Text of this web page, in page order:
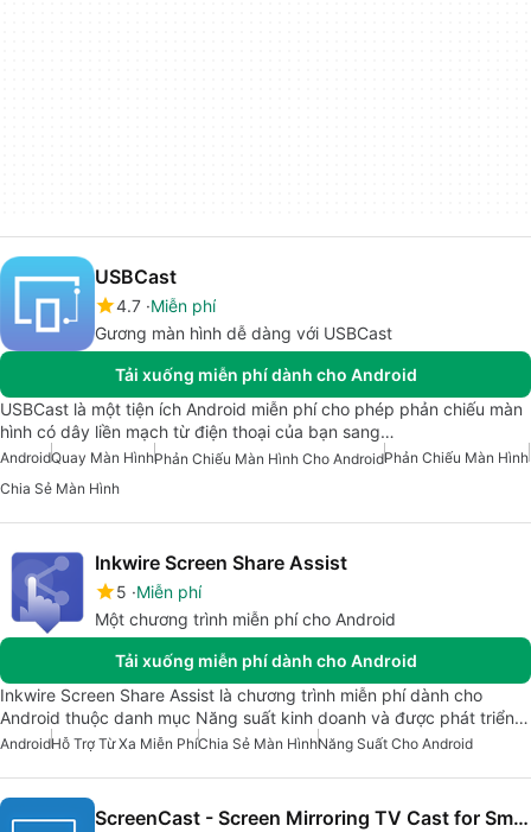
USBCast
4.7 Miễn phí
Gương màn hình dễ dàng với USBCast
Tải xuống miễn phí dành cho Android
USBCast là một tiện ích Android miễn phí cho phép phản chiếu màn
hình có dây liền mạch từ điện thoại của bạn sang…
AndroidQuay Màn HìnhPhản Chiếu Màn Hình Cho AndroidPhản Chiếu Màn Hình
Chia Sẻ Màn Hình
Inkwire Screen Share Assist
5 Miễn phí
Một chương trình miễn phí cho Android
Tải xuống miễn phí dành cho Android
Inkwire Screen Share Assist là chương trình miễn phí dành cho
Android thuộc danh mục Năng suất kinh doanh và được phát triển…
AndroidHỗ Trợ Từ Xa Miễn PhíChia Sẻ Màn HìnhNăng Suất Cho Android
ScreenCast - Screen Mirroring TV Cast for Smart TV